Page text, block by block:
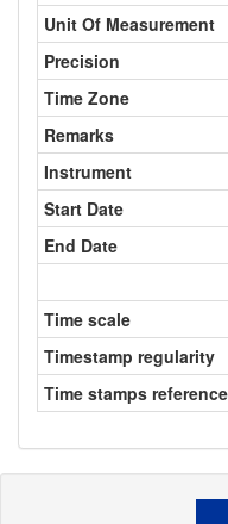
Unit Of Measurement
Precision
Time Zone
Remarks
Instrument
Start Date
End Date
Time scale
Timestamp regularity
Time stamps reference